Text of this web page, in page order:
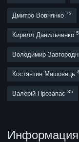
Дмитро Вовнянко 73
Кирилл Данильченко
Володимир
Костянтин Машовець
Валерій Прозапас 35
Информация